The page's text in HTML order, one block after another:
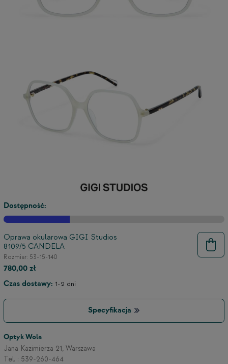
Dostępność:
Oprawa okularowa GIGI Studios
8109/5 CANDELA
Rozmiar: 53-15-140
780,00 zł
Czas dostawy: 1-2 dni
Specyfikacja
Optyk Wola
Jana Kazimierza 21, Warszawa
Tel. : 539-260-464